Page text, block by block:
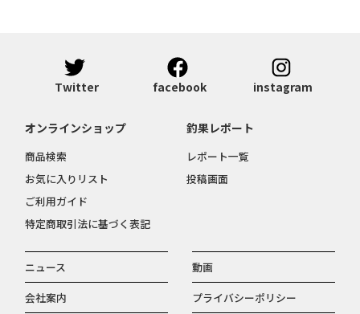
Twitter facebook instagram
ニュース
動画
会社案内
プライバシーポリシー
オンラインショップ
商品検索
お気に入りリスト
ご利用ガイド
特定商取引法に基づく表記
釣果レポート
レポート一覧
投稿画面